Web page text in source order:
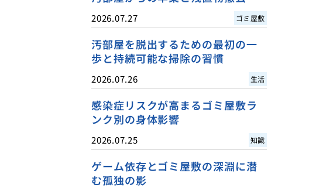
2026.07.27 ゴミ屋敷
汚部屋を脱出するための最初の一
歩と持続可能な掃除の習慣
2026.07.26 生活
感染症リスクが高まるゴミ屋敷ラ
ンク別の身体影響
2026.07.25 知識
ゲーム依存とゴミ屋敷の深淵に潜
む孤独の影